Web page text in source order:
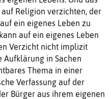
Religion verzichten, der
ein eigenes Leben zu
auf ein eigenes Leben
Verzicht nicht implizit
Aufklärung in Sachen
Thema in einer
Verfassung auf der
Bürger aus ihrem eigenen